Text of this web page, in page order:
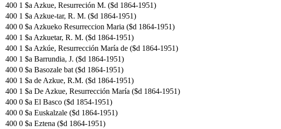
400 1 $a Azkue, Resurreción M. ($d 1864-1951)
400 1 $a Azkue-tar, R. M. ($d 1864-1951)
400 0 $a Azkueko Resurreccion Maria ($d 1864-1951)
400 1 $a Azkuetar, R. M. ($d 1864-1951)
400 1 $a Azkúe, Resurrección María de ($d 1864-1951)
400 1 $a Barrundia, J. ($d 1864-1951)
400 0 $a Basozale bat ($d 1864-1951)
400 1 $a de Azkue, R.M. ($d 1864-1951)
400 1 $a De Azkue, Resurrección María ($d 1864-1951)
400 0 $a El Basco ($d 1854-1951)
400 0 $a Euskalzale ($d 1864-1951)
400 0 $a Eztena ($d 1864-1951)